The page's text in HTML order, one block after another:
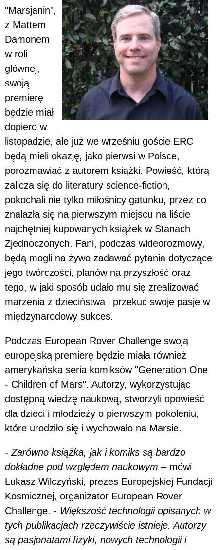
"Marsjanin",
z Mattem
Damonem
w roli
głównej,
swoją
premierę
będzie miał
dopiero w
listopadzie, ale już we wrześniu goście ERC
będą mieli okazję, jako pierwsi w Polsce,
porozmawiać z autorem książki. Powieść, którą
zalicza się do literatury science-fiction,
pokochali nie tylko miłośnicy gatunku, przez co
znalazła się na pierwszym miejscu na liście
najchętniej kupowanych książek w Stanach
Zjednoczonych. Fani, podczas wideorozmowy,
będą mogli na żywo zadawać pytania dotyczące
jego twórczości, planów na przyszłość oraz
tego, w jaki sposób udało mu się zrealizować
marzenia z dzieciństwa i przekuć swoje pasje w
międzynarodowy sukces.
Podczas European Rover Challenge swoją
europejską premierę będzie miała również
amerykańska seria komiksów "Generation One
- Children of Mars". Autorzy, wykorzystując
dostępną wiedzę naukową, stworzyli opowieść
dla dzieci i młodzieży o pierwszym pokoleniu,
które urodziło się i wychowało na Marsie.
- Zarówno książka, jak i komiks są bardzo
dokładne pod względem naukowym –mówi
Łukasz Wilczyński, prezes Europejskiej Fundacji
Kosmicznej, organizator European Rover
Challenge. - Większość technologii opisanych w
tych publikacjach rzeczywiście istnieje. Autorzy
są pasjonatami fizyki, nowych technologii i